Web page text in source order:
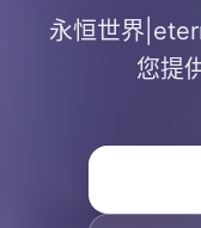
永恒世界
您提